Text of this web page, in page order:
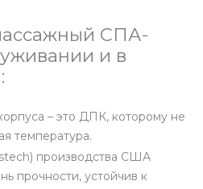
СПА-
и в
– это ДПК, которому не
температура.
производства США
прочности, устойчив к